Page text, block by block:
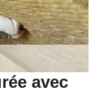
avec